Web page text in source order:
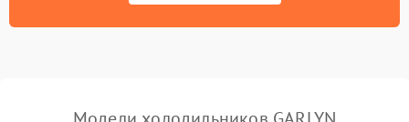
работе
2000 ₽ Подробнее →